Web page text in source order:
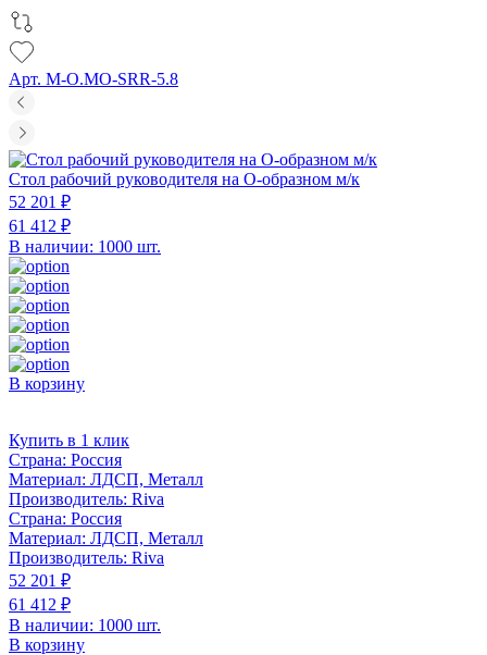
Арт. M-O.MO-SRR-5.8
Стол рабочий руководителя на О-образном м/к
52 201 ₽
61 412 ₽
В наличии: 1000 шт.
В корзину
Купить в 1 клик
Страна: Россия
Материал: ЛДСП, Металл
Производитель: Riva
Страна: Россия
Материал: ЛДСП, Металл
Производитель: Riva
52 201 ₽
61 412 ₽
В наличии: 1000 шт.
В корзину